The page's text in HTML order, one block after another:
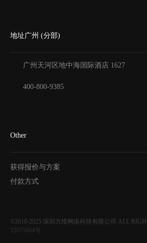
地址广州 (分部)
广州天河区地中海国际酒店 1627
400-800-9385
Other
获得报价与方案
付款方式
©2010-2025 深圳方维网络科技有限公司 ALL
12071064号